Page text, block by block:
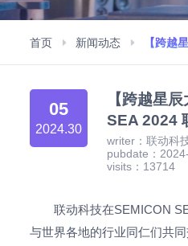
首页 新闻动态 【跨越
【跨越星
SEA 2024
05
2024.30
writer：联动科
pubdate：
visits：13714
联动科技在SEMICON
与世界各地的行业同仁们共